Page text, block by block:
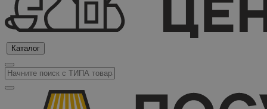
Каталог